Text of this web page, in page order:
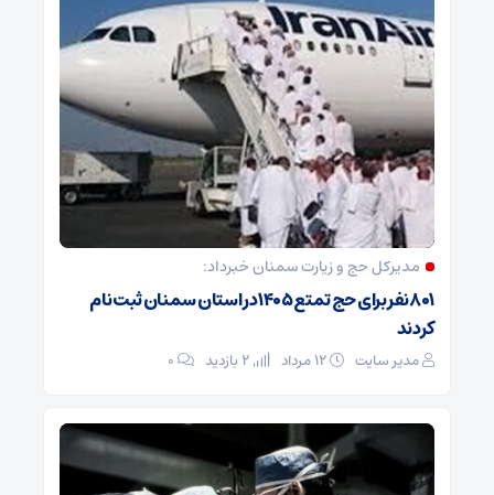
مدیرکل حج و زیارت ‌سمنان خبرداد:
۸۰۱ نفر برای حج تمتع ۱۴۰۵ در استان سمنان ثبت نام
کردند
مدیر سایت ۰